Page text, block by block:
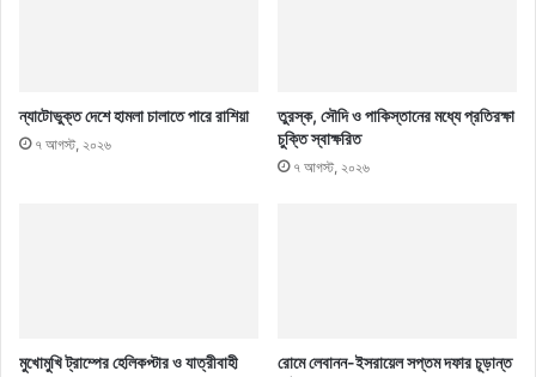
ন্যাটোভুক্ত দেশে হামলা চালাতে পারে রাশিয়া
৭ আগস্ট, ২০২৬
তুরস্ক, সৌদি ও পাকিস্তানের মধ্যে প্রতিরক্ষা
চুক্তি স্বাক্ষরিত
৭ আগস্ট, ২০২৬
মুখোমুখি ট্রাম্পের হেলিকপ্টার ও যাত্রীবাহী
রোমে লেবানন-ইসরায়েল সপ্তম দফার চূড়ান্ত